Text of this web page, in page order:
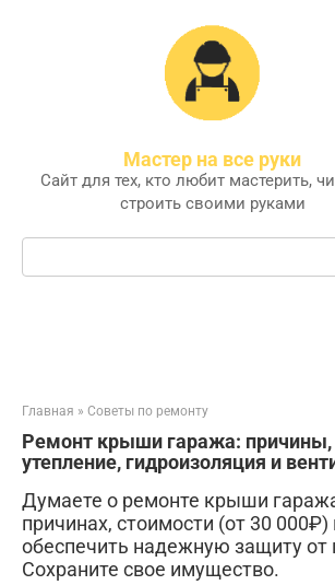
Мастер на все руки
Сайт для тех, кто любит мастерить,
строить своими руками
Поиск:
Главная » Советы по ремонту
Ремонт крыши гаража: причины,
утепление, гидроизоляция и
Думаете о ремонте крыши
причинах, стоимости (от 30 000₽)
обеспечить надежную защиту от
Сохраните свое имущество.